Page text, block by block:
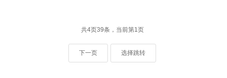
共4页39条，当前第1页
下一页 选择跳转